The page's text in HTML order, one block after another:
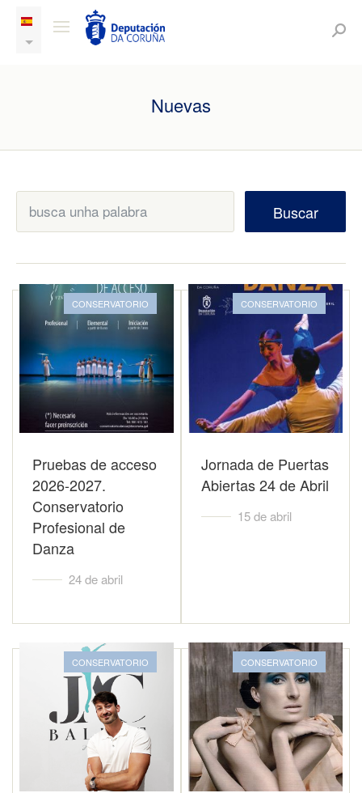
Nuevas
Buscar
CONSERVATORIO
Pruebas de acceso
2026-2027.
Conservatorio
Profesional de
Danza
24 de abril
CONSERVATORIO
Jornada de Puertas
Abiertas 24 de Abril
15 de abril
CONSERVATORIO CONSERVATORIO